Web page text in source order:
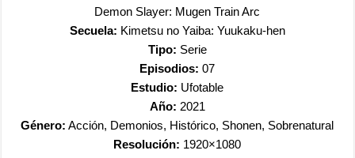
Demon Slayer: Mugen Train Arc
Secuela: Kimetsu no Yaiba: Yuukaku-hen
Tipo: Serie
Episodios: 07
Estudio: Ufotable
Año: 2021
Género: Acción, Demonios, Histórico, Shonen, Sobrenatural
Resolución: 1920×1080